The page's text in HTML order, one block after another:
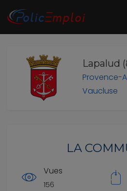
submenu (Les Polices
submenu (A propos)
Lapalud
Provence-
Vaucluse
LA
Vues
156